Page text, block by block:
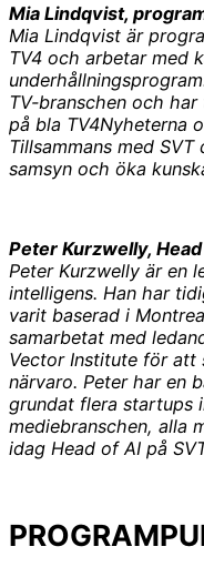
Mia Lindqvist,
Mia Lindqvist är
TV4 och arbetar med
TV-branschen och
på bla TV4Nyheterna
Tillsammans med
samsyn och öka
Peter Kurzwelly,
Peter Kurzwelly är en
intelligens. Han har
varit baserad i
samarbetat med
Vector Institute för att
närvaro. Peter har en
grundat flera startups
mediebranschen, alla
idag Head of AI på